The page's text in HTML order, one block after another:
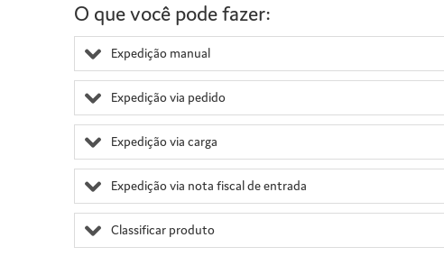
O que você pode fazer:
Expedição manual
Expedição via pedido
Expedição via carga
Expedição via nota fiscal de entrada
Classificar produto